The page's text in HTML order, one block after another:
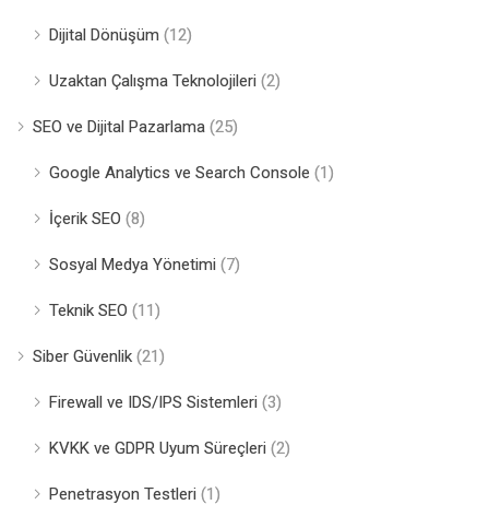
Dijital Dönüşüm (12)
Uzaktan Çalışma Teknolojileri (2)
SEO ve Dijital Pazarlama (25)
Google Analytics ve Search Console (1)
İçerik SEO (8)
Sosyal Medya Yönetimi (7)
Teknik SEO (11)
Siber Güvenlik (21)
Firewall ve IDS/IPS Sistemleri (3)
KVKK ve GDPR Uyum Süreçleri (2)
Penetrasyon Testleri (1)